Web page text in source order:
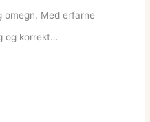
omegn. Med erfarne
og korrekt…